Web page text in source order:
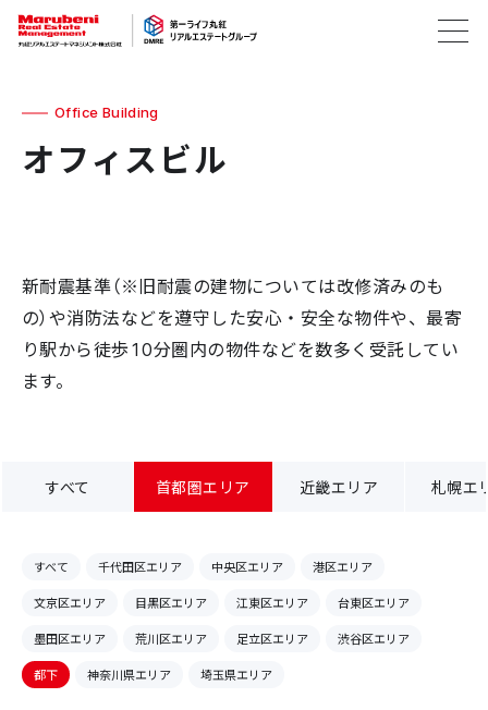
Office Building
オフィスビル
新耐震基準（※旧耐震の建物については改修済みのも
の）や消防法などを遵守した安心・安全な物件や、最寄
り駅から徒歩10分圏内の物件などを数多く受託してい
ます。
すべて 首都圏エリア 近畿エリア 札幌エ
すべて 千代田区エリア 中央区エリア
港区エリア
文京区エリア
目黒区エリア 江東区エリア
台東区エリア
墨田区エリア
荒川区エリア 足立区エリア
渋谷区エリア
都下
神奈川県エリア 埼玉県エリア